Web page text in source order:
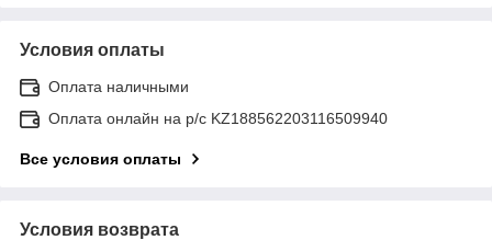
Условия оплаты
Оплата наличными
Оплата онлайн на р/с KZ188562203116509940
Все условия оплаты
Условия возврата